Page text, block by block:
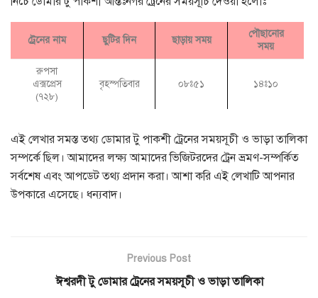
ট্রেনের নাম ছুটির দিন ছাড়ায় সময়
পৌছানোর
সময়
রুপসা
এক্সপ্রেস
(৭২৮)
বৃহস্পতিবার ০৮ঃ৫১ ১৪ঃ১০
এই লেখার সমস্ত তথ্য ডোমার টু পাকশী ট্রেনের সময়সূচী ও ভাড়া তালিকা
সম্পর্কে ছিল। আমাদের লক্ষ্য আমাদের ভিজিটরদের ট্রেন ভ্রমণ-সম্পর্কিত
সর্বশেষ এবং আপডেট তথ্য প্রদান করা। আশা করি এই লেখাটি আপনার
উপকারে এসেছে। ধন্যবাদ।
Previous Post
ঈশ্বরদী টু ডোমার ট্রেনের সময়সূচী ও ভাড়া তালিকা